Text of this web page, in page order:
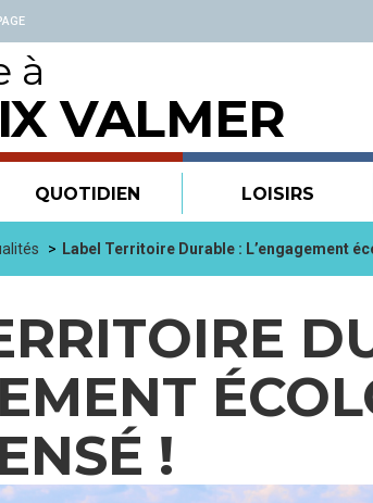
à
VALMER
QUOTIDIEN LOISIRS
Label Territoire Durable : L’engagement
!